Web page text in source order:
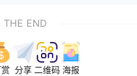
THE END
分享 二维码 海报